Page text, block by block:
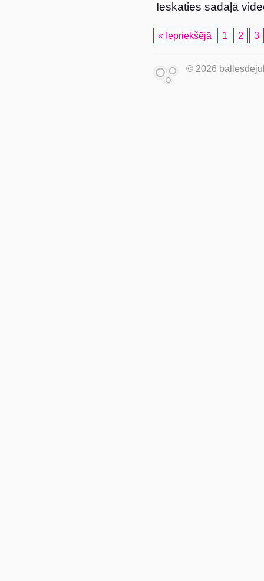
Ieskaties sadaļā
« Iepriekšējā 1 2 3
© 2026